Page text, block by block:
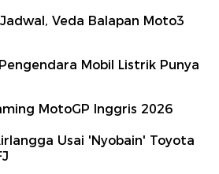
Veda Balapan Moto3
Mobil Listrik Punya
MotoGP Inggris 2026
Usai 'Nyobain' Toyota